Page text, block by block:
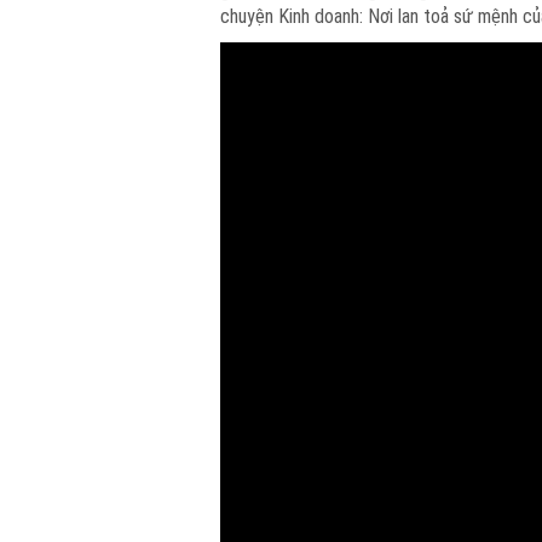
chuyện Kinh doanh: Nơi lan toả sứ mệnh